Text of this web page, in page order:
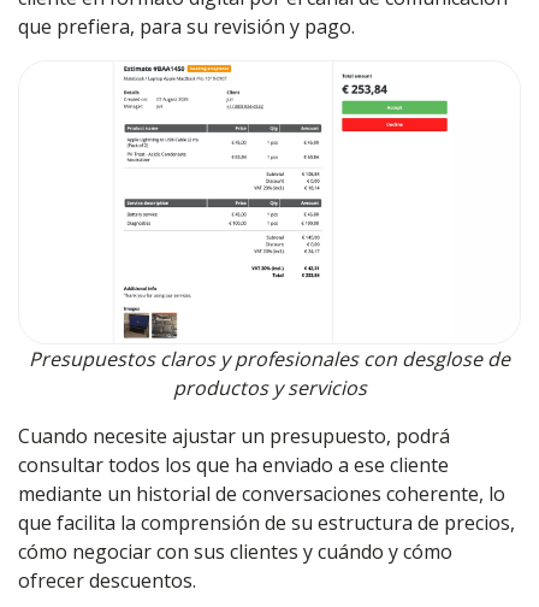
que prefiera, para su revisión y pago.
Presupuestos claros y profesionales con desglose de
productos y servicios
Cuando necesite ajustar un presupuesto, podrá
consultar todos los que ha enviado a ese cliente
mediante un historial de conversaciones coherente, lo
que facilita la comprensión de su estructura de precios,
cómo negociar con sus clientes y cuándo y cómo
ofrecer descuentos.